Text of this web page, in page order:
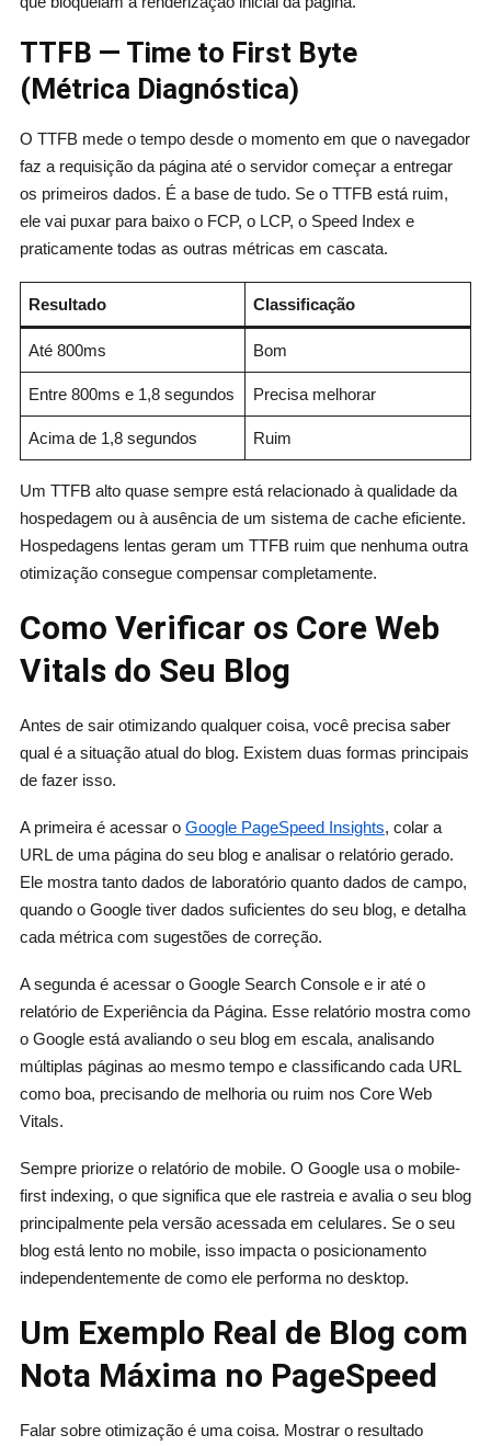
TTFB — Time to First Byte
(Métrica Diagnóstica)
O TTFB mede o tempo desde o momento em que o navegador
faz a requisição da página até o servidor começar a entregar
os primeiros dados. É a base de tudo. Se o TTFB está ruim,
ele vai puxar para baixo o FCP, o LCP, o Speed Index e
praticamente todas as outras métricas em cascata.
Resultado Classificação
Até 800ms Bom
Entre 800ms e 1,8 segundos Precisa melhorar
Acima de 1,8 segundos Ruim
Um TTFB alto quase sempre está relacionado à qualidade da
hospedagem ou à ausência de um sistema de cache eficiente.
Hospedagens lentas geram um TTFB ruim que nenhuma outra
otimização consegue compensar completamente.
Como Verificar os Core Web
Vitals do Seu Blog
Antes de sair otimizando qualquer coisa, você precisa saber
qual é a situação atual do blog. Existem duas formas principais
de fazer isso.
A primeira é acessar o Google PageSpeed Insights, colar a
URL de uma página do seu blog e analisar o relatório gerado.
Ele mostra tanto dados de laboratório quanto dados de campo,
quando o Google tiver dados suficientes do seu blog, e detalha
cada métrica com sugestões de correção.
A segunda é acessar o Google Search Console e ir até o
relatório de Experiência da Página. Esse relatório mostra como
o Google está avaliando o seu blog em escala, analisando
múltiplas páginas ao mesmo tempo e classificando cada URL
como boa, precisando de melhoria ou ruim nos Core Web
Vitals.
Sempre priorize o relatório de mobile. O Google usa o mobile-
first indexing, o que significa que ele rastreia e avalia o seu blog
principalmente pela versão acessada em celulares. Se o seu
blog está lento no mobile, isso impacta o posicionamento
independentemente de como ele performa no desktop.
Um Exemplo Real de Blog com
Nota Máxima no PageSpeed
Falar sobre otimização é uma coisa. Mostrar o resultado